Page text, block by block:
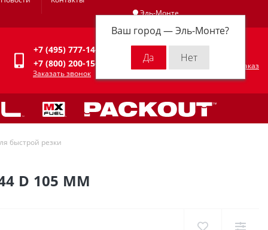
Эль-Монте
Ваш город —Эль-Монте?
Личный кабинет
+7 (495) 777-14-94
+7 (800) 200-15-94
Заказать звонок
Оформить заказ
быстрой резки
D 105 ММ